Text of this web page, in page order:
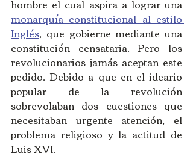
monarquía constitucional al estilo
Inglés, que gobierne mediante una
constitución censataria. Pero los
revolucionarios jamás aceptan este
pedido. Debido a que en el ideario
popular de la revolución
sobrevolaban dos cuestiones que
necesitaban urgente atención, el
problema religioso y la actitud de
Luis XVI.